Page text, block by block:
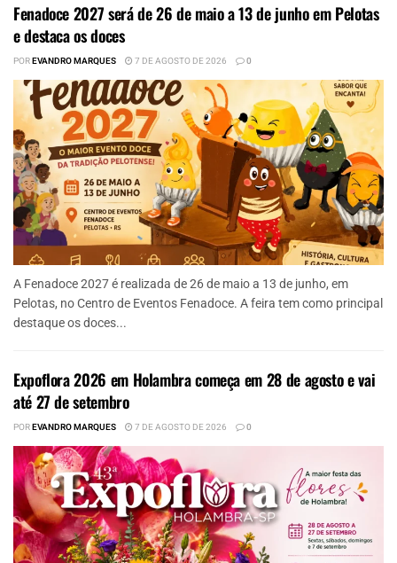
Fenadoce 2027 será de 26 de maio a 13 de junho em Pelotas
e destaca os doces
POREVANDRO MARQUES 7 DE AGOSTO DE 2026 0
A Fenadoce 2027 é realizada de 26 de maio a 13 de junho, em
Pelotas, no Centro de Eventos Fenadoce. A feira tem como principal
destaque os doces...
Expoflora 2026 em Holambra começa em 28 de agosto e vai
até 27 de setembro
POREVANDRO MARQUES 7 DE AGOSTO DE 2026 0